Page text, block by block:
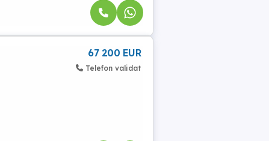
67 200 EUR
Telefon validat